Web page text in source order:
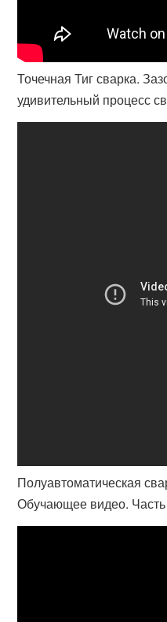
Точечная Тиг сварка.
удивительный процесс
Полуавтоматическая
Обучающее видео.